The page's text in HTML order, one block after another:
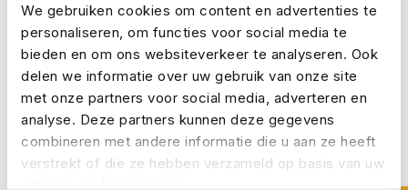
We gebruiken cookies om content en advertenties te
personaliseren, om functies voor social media te
bieden en om ons websiteverkeer te analyseren. Ook
delen we informatie over uw gebruik van onze site
met onze partners voor social media, adverteren en
analyse. Deze partners kunnen deze gegevens
combineren met andere informatie die u aan ze heeft
verstrekt of die ze hebben verzameld op basis van uw
objecten.
Letselschade aan derden.
Wettelijke aansprakelijkheid volgens de
voorschriften.
Geschikt voor wie vooral recreatief en
gecontroleerd vaart.